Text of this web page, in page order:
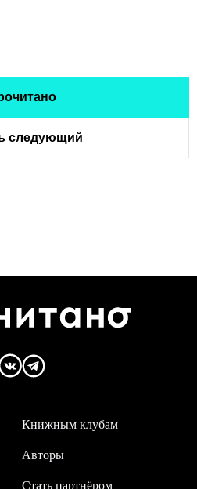
следующий
Авторы
Книжным клубам
Стать партнёром